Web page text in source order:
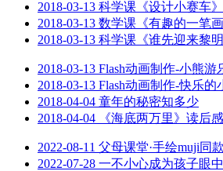
2018-03-13 科学课《设计小赛车
2018-03-13 数学课《有趣的一笔画
2018-03-13 科学课《谁先迎来黎
2018-03-13 Flash动画制作-小熊游
2018-03-13 Flash动画制作-快乐的
2018-04-04 童年的秘密知多少
2018-04-04
《海底两万里》读后
2022-08-11 父母课堂·手绘muji同
2022-07-28 一不小心成为孩子眼